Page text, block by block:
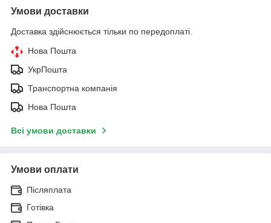
Умови доставки
Доставка здійснюється тільки по передоплаті.
Нова Пошта
УкрПошта
Транспортна компанія
Нова Пошта
Всі умови доставки
Умови оплати
Післяплата
Готівка